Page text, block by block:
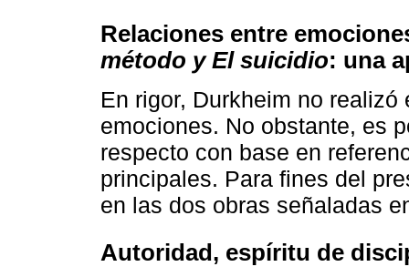
Relaciones entre
método y El suicidio: una
En rigor, Durkheim no
emociones. No obstante, es
respecto con base en
principales. Para fines del
en las dos obras señaladas
Autoridad, espíritu de